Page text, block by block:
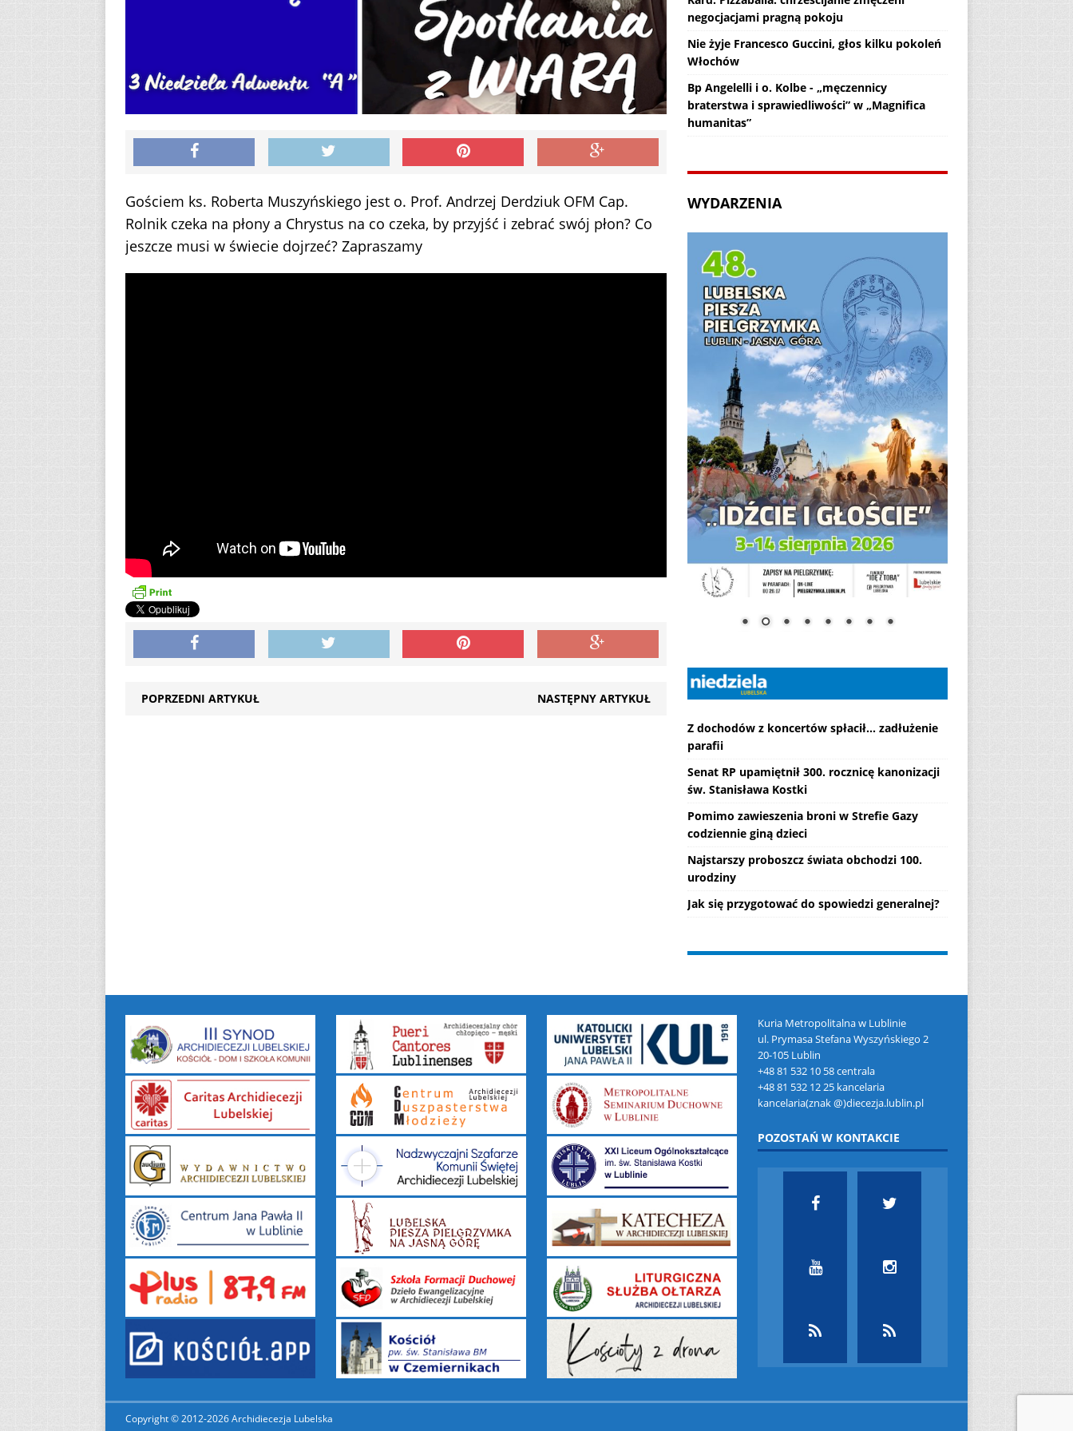
Gościem ks. Roberta Muszyńskiego jest o. Prof. Andrzej Derdziuk OFM Cap.
Rolnik czeka na płony a Chrystus na co czeka, by przyjść i zebrać swój płon? Co
jeszcze musi w świecie dojrzeć? Zapraszamy
POPRZEDNI ARTYKUŁ NASTĘPNY ARTYKUŁ
negocjacjami pragną pokoju
Nie żyje Francesco Guccini, głos kilku pokoleń
Włochów
Bp Angelelli i o. Kolbe - „męczennicy
braterstwa i sprawiedliwości” w „Magnifica
humanitas”
WYDARZENIA
Z dochodów z koncertów spłacił... zadłużenie
parafii
Senat RP upamiętnił 300. rocznicę kanonizacji
św. Stanisława Kostki
Pomimo zawieszenia broni w Strefie Gazy
codziennie giną dzieci
Najstarszy proboszcz świata obchodzi 100.
urodziny
Jak się przygotować do spowiedzi generalnej?
Kuria Metropolitalna w Lublinie
ul. Prymasa Stefana Wyszyńskiego 2
20-105 Lublin
+48 81 532 10 58 centrala
+48 81 532 12 25 kancelaria
kancelaria(znak @)diecezja.lublin.pl
POZOSTAŃ W KONTAKCIE
Copyright © 2012-2026 Archidiecezja Lubelska